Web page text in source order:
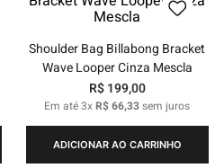
Shoulder Bag Billabong Bracket
Wave Looper Cinza Mescla
R$ 199,00
Em até3xR$66,33sem juros
ADICIONAR AO CARRINHO